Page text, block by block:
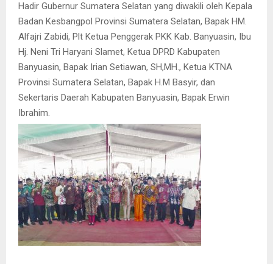
Hadir Gubernur Sumatera Selatan yang diwakili oleh Kepala
Badan Kesbangpol Provinsi Sumatera Selatan, Bapak HM.
Alfajri Zabidi, Plt Ketua Penggerak PKK Kab. Banyuasin, Ibu
Hj. Neni Tri Haryani Slamet, Ketua DPRD Kabupaten
Banyuasin, Bapak Irian Setiawan, SH,MH., Ketua KTNA
Provinsi Sumatera Selatan, Bapak H.M Basyir, dan
Sekertaris Daerah Kabupaten Banyuasin, Bapak Erwin
Ibrahim.